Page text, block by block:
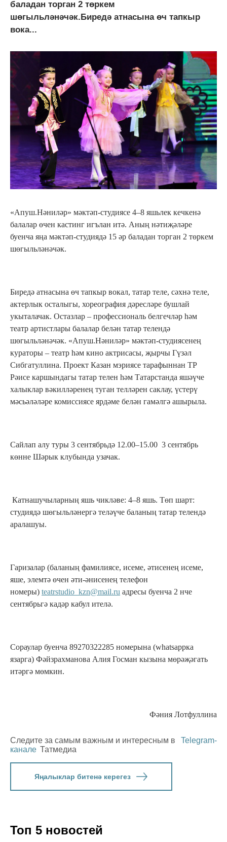
баладан торган 2 төркем
шөгыльләнәчәк.Биредә атнасына өч тапкыр
вока...
«Апуш.Нәниләр» мәктәп-студиясе 4–8 яшьлек кечкенә
балалар өчен кастинг игълан итә. Аның нәтиҗәләре
буенча яңа мәктәп-студиядә 15 әр баладан торган 2 төркем
шөгыльләнәчәк.
Биредә атнасына өч тапкыр вокал, татар теле, сәхнә теле,
актерлык осталыгы, хореография дәресләре бушлай
укыталачак. Остазлар – профессиональ белгечләр һәм
театр артистлары балалар белән татар телендә
шөгыльләнәчәк. «Апуш.Нәниләр» мәктәп-студиясенең
кураторы – театр һәм кино актрисасы, җырчы Гүзәл
Сибгатуллина. Проект Казан мэриясе тарафыннан ТР
Рәисе каршындагы татар телен һәм Татарстанда яшәүче
халыклар вәкилләренең туган телләрен саклау, үстерү
мәсьәләләре комиссиясе ярдәме белән гамәлгә ашырыла.
Сайлап алу туры 3 сентябрьдә 12.00–15.00 3 сентябрь
көнне Шәрык клубында узачак.
Катнашучыларның яшь чикләве: 4–8 яшь. Төп шарт:
студиядә шөгыльләнергә теләүче баланың татар телендә
аралашуы.
Гаризалар (баланың фамилиясе, исеме, әтисенең исеме,
яше, элемтә өчен әти-әнисенең телефон
номеры) teatrstudio_kzn@mail.ru адресы буенча 2 нче
сентябрьгә кадәр кабул ителә.
Сораулар буенча 89270322285 номерына (whatsappка
язарга) Фәйзрахманова Алия Госман кызына мөрәҗәгать
итәргә мөмкин.
Фәния Лотфуллина
Следите за самым важным и интересным в
Telegram-
канале Татмедиа
Яңалыклар битенә керегез
Топ 5 новостей